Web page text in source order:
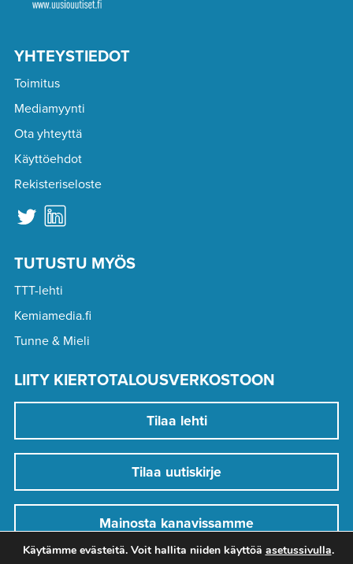
YHTEYSTIEDOT
Toimitus
Mediamyynti
Ota yhteyttä
Käyttöehdot
Rekisteriseloste
TUTUSTU MYÖS
TTT-lehti
Kemiamedia.fi
Tunne & Mieli
LIITY KIERTOTALOUSVERKOSTOON
Tilaa lehti
Tilaa uutiskirje
Mainosta kanavissamme
Käytämme evästeitä. Voit hallita niiden käyttöä asetussivulla.